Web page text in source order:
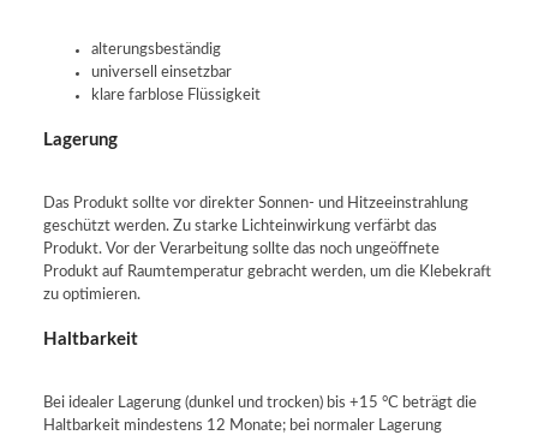
alterungsbeständig
universell einsetzbar
klare farblose Flüssigkeit
Lagerung
Das Produkt sollte vor direkter Sonnen- und Hitzeeinstrahlung
geschützt werden. Zu starke Lichteinwirkung verfärbt das
Produkt. Vor der Verarbeitung sollte das noch ungeöffnete
Produkt auf Raumtemperatur gebracht werden, um die Klebekraft
zu optimieren.
Haltbarkeit
Bei idealer Lagerung (dunkel und trocken) bis +15 °C beträgt die
Haltbarkeit mindestens 12 Monate; bei normaler Lagerung